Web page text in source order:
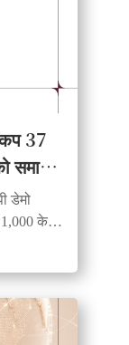
37
समान
मौका
डेमो
के
शुरुआत के